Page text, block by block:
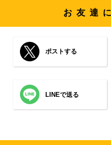
お友達
ポストする
LINEで送る